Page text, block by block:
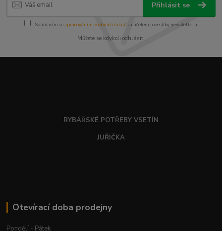
Přihlásit se
Souhlasím se zpracováním osobních údajůza účelem rozesílky newsletteru.
Můžete se kdykoli odhlásit.
RYBÁŘSKÉ POTŘEBY VSETÍN
JUŘIČKA
Otevírací doba prodejny
Pondělí - Pátek